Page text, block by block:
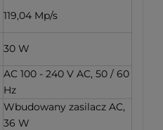
119,04 Mp/s
30 W
AC 100 - 240 V AC, 50 / 60
Hz
Wbudowany zasilacz AC,
36 W